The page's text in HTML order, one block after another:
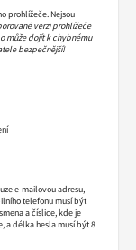
prohlížeče. Nejsou
verzi prohlížeče
může dojít k chybnému
bezpečnější!
e-mailovou adresu,
telefonu musí být
a číslice, kde je
a délka hesla musí být 8